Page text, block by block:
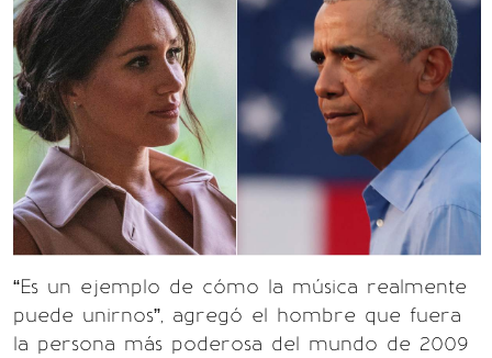
“Es un ejemplo de cómo la música realmente
puede unirnos”, agregó el hombre que fuera
la persona más poderosa del mundo de 2009